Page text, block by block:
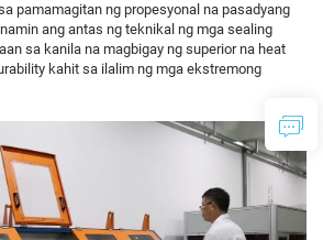
pamamagitan ng propesyonal na pasadyang
ang antas ng teknikal ng mga sealing
sa kanila na magbigay ng superior na heat
kahit sa ilalim ng mga ekstremong